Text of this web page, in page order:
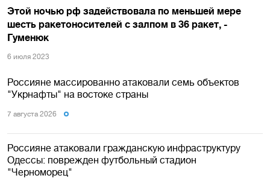
Этой ночью рф задействовала по меньшей мере
шесть ракетоносителей с залпом в 36 ракет, -
Гуменюк
6 июля 2023
Россияне массированно атаковали семь объектов
"Укрнафты" на востоке страны
7 августа 2026
Россияне атаковали гражданскую инфраструктуру
Одессы: поврежден футбольный стадион
"Черноморец"